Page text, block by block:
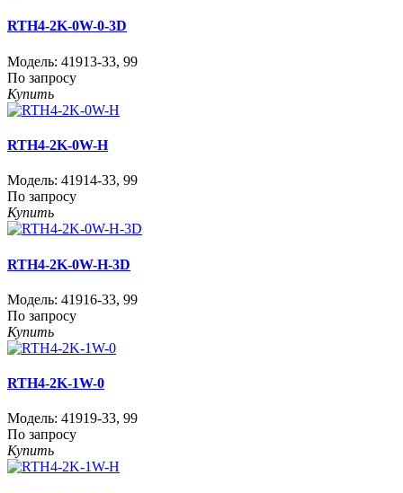
RTH4-2K-0W-0-3D
Модель: 41913-33, 99
По запросу
Купить
RTH4-2K-0W-H
Модель: 41914-33, 99
По запросу
Купить
RTH4-2K-0W-H-3D
Модель: 41916-33, 99
По запросу
Купить
RTH4-2K-1W-0
Модель: 41919-33, 99
По запросу
Купить